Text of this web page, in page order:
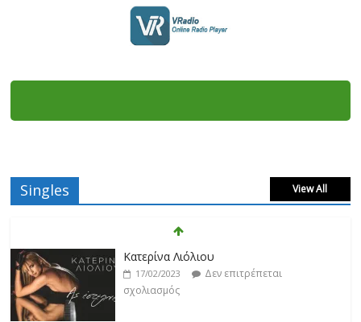
Singles View All
Κατερίνα Λιόλιου
17/02/2023
Δεν επιτρέπεται
σχολιασμός